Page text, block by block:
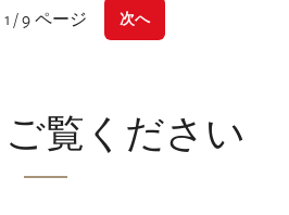
1 / 9 ページ 次へ
覧ください